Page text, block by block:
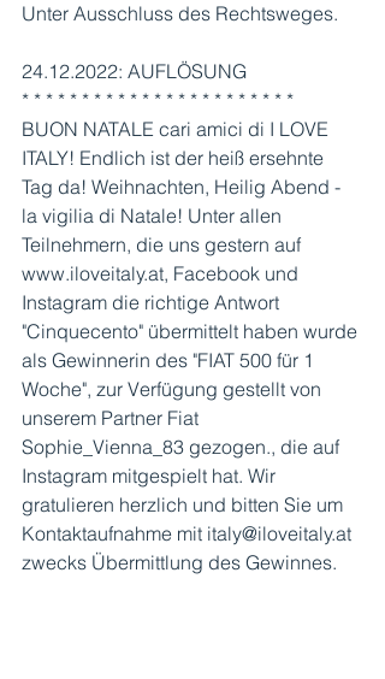
Unter Ausschluss des Rechtsweges.
24.12.2022: AUFLÖSUNG
* * * * * * * * * * * * * * * * * * * * * * *
BUON NATALE cari amici di I LOVE
ITALY! Endlich ist der heiß ersehnte
Tag da! Weihnachten, Heilig Abend -
la vigilia di Natale! Unter allen
Teilnehmern, die uns gestern auf
www.iloveitaly.at, Facebook und
Instagram die richtige Antwort
"Cinquecento" übermittelt haben wurde
als Gewinnerin des "FIAT 500 für 1
Woche", zur Verfügung gestellt von
unserem Partner Fiat
Sophie_Vienna_83 gezogen., die auf
Instagram mitgespielt hat. Wir
gratulieren herzlich und bitten Sie um
Kontaktaufnahme mit italy@iloveitaly.at
zwecks Übermittlung des Gewinnes.